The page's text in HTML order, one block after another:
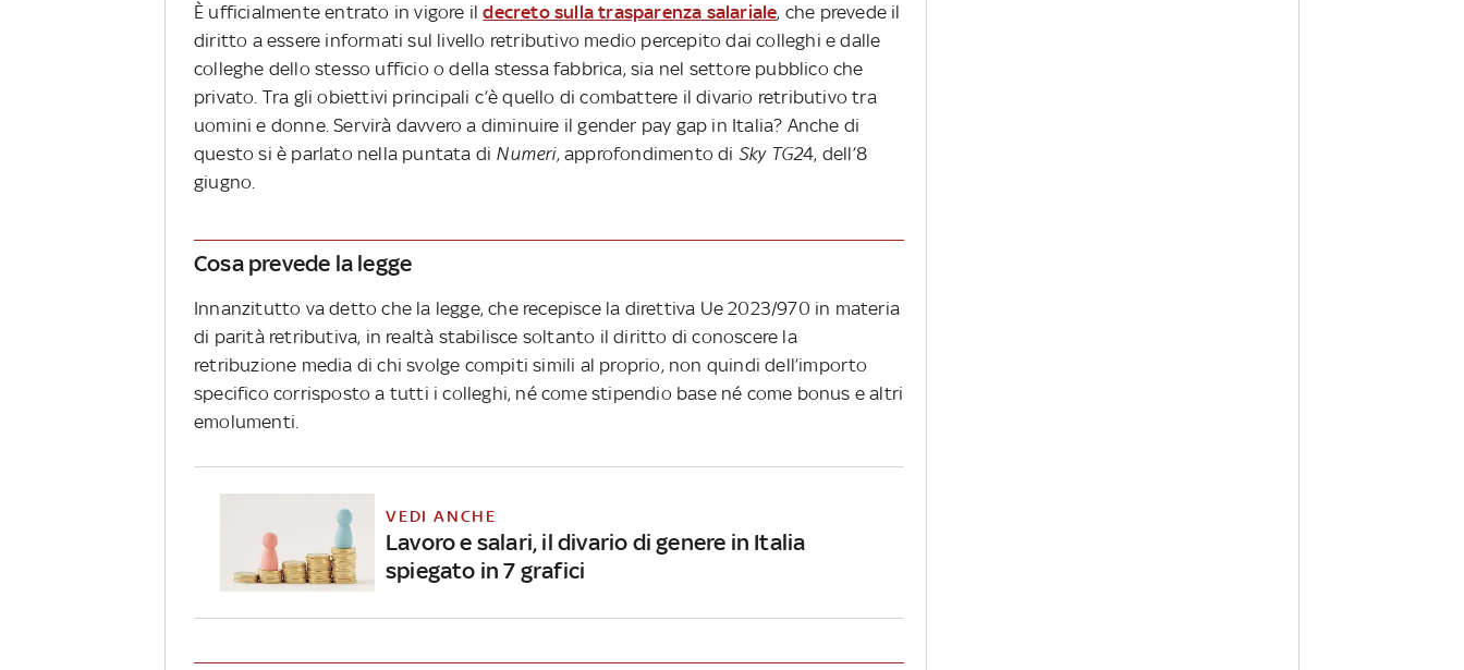
È ufficialmente entrato in vigore ildecreto sulla trasparenza salariale, che prevede il
diritto a essere informati sul livello retributivo medio percepito dai colleghi e dalle
colleghe dello stesso ufficio o della stessa fabbrica, sia nel settore pubblico che
privato. Tra gli obiettivi principali c’è quello di combattere il divario retributivo tra
uomini e donne. Servirà davvero a diminuire il gender pay gap in Italia? Anche di
questo si è parlato nella puntata di Numeri, approfondimento di Sky TG24, dell’8
giugno.
Cosa prevede la legge
Innanzitutto va detto che la legge, che recepisce la direttiva Ue 2023/970 in materia
di parità retributiva, in realtà stabilisce soltanto il diritto di conoscere la
retribuzione media di chi svolge compiti simili al proprio, non quindi dell’importo
specifico corrisposto a tutti i colleghi, né come stipendio base né come bonus e altri
emolumenti.
VEDI ANCHE
Lavoro e salari, il divario di genere in Italia
spiegato in 7 grafici